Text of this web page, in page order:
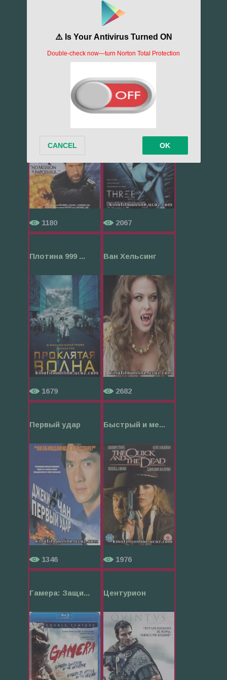
409 1317
Человек през...
1180
Секс ради вы...
2067
Плотина 999 ...
1679
Ван Хельсинг
2682
Первый удар
1346
Быстрый и ме...
1976
Гамера: Защи... Центурион